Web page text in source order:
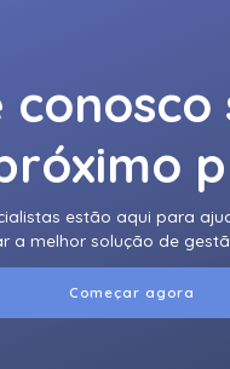
conosco
estão aqui para
a melhor solução de
Começar agora